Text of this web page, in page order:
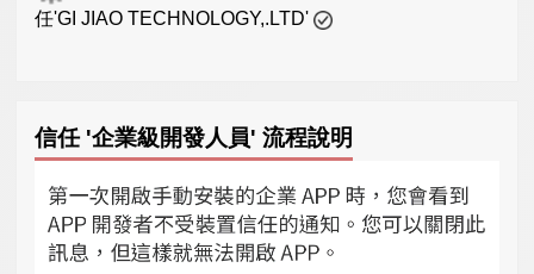
任'GI JIAO TECHNOLOGY,.LTD'
信任 '企業級開發人員' 流程說明